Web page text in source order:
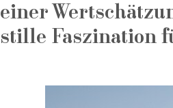
einer
stille Faszination